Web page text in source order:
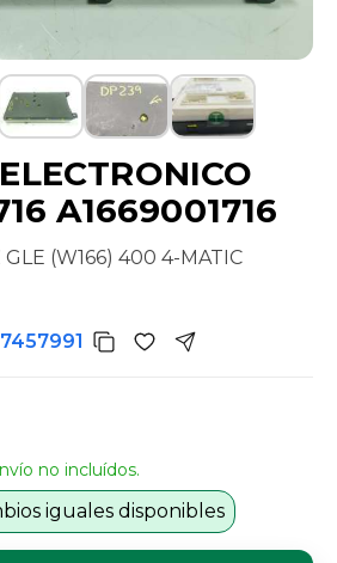
A1669001716
(W166) 400 4-MATIC
no incluídos.
iguales disponibles